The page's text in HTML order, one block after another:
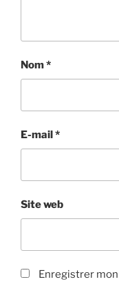
Nom*
E-mail*
Site web
Enregistrer